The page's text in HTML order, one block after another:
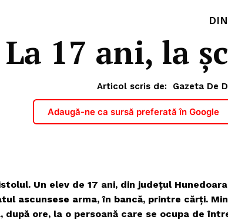
La 17 ani, la
Articol scris de: Gazeta De
Adaugă-ne ca sursă preferată în Google
Un elev de 17 ani, din județul
ascunsese arma, în bancă, printre cărți.
după ore, la o persoană care se ocupa de